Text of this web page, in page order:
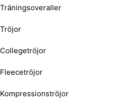
Träningsoveraller
Tröjor
Collegetröjor
Fleecetröjor
Kompressionströjor